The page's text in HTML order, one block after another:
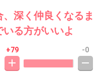
深く仲良くなるま
る方がいいよ
+79 -0